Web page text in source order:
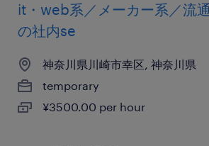
it・web系／メーカー系／流
の社内se
神奈川県川崎市幸区, 神奈川県
temporary
¥3500.00 per hour